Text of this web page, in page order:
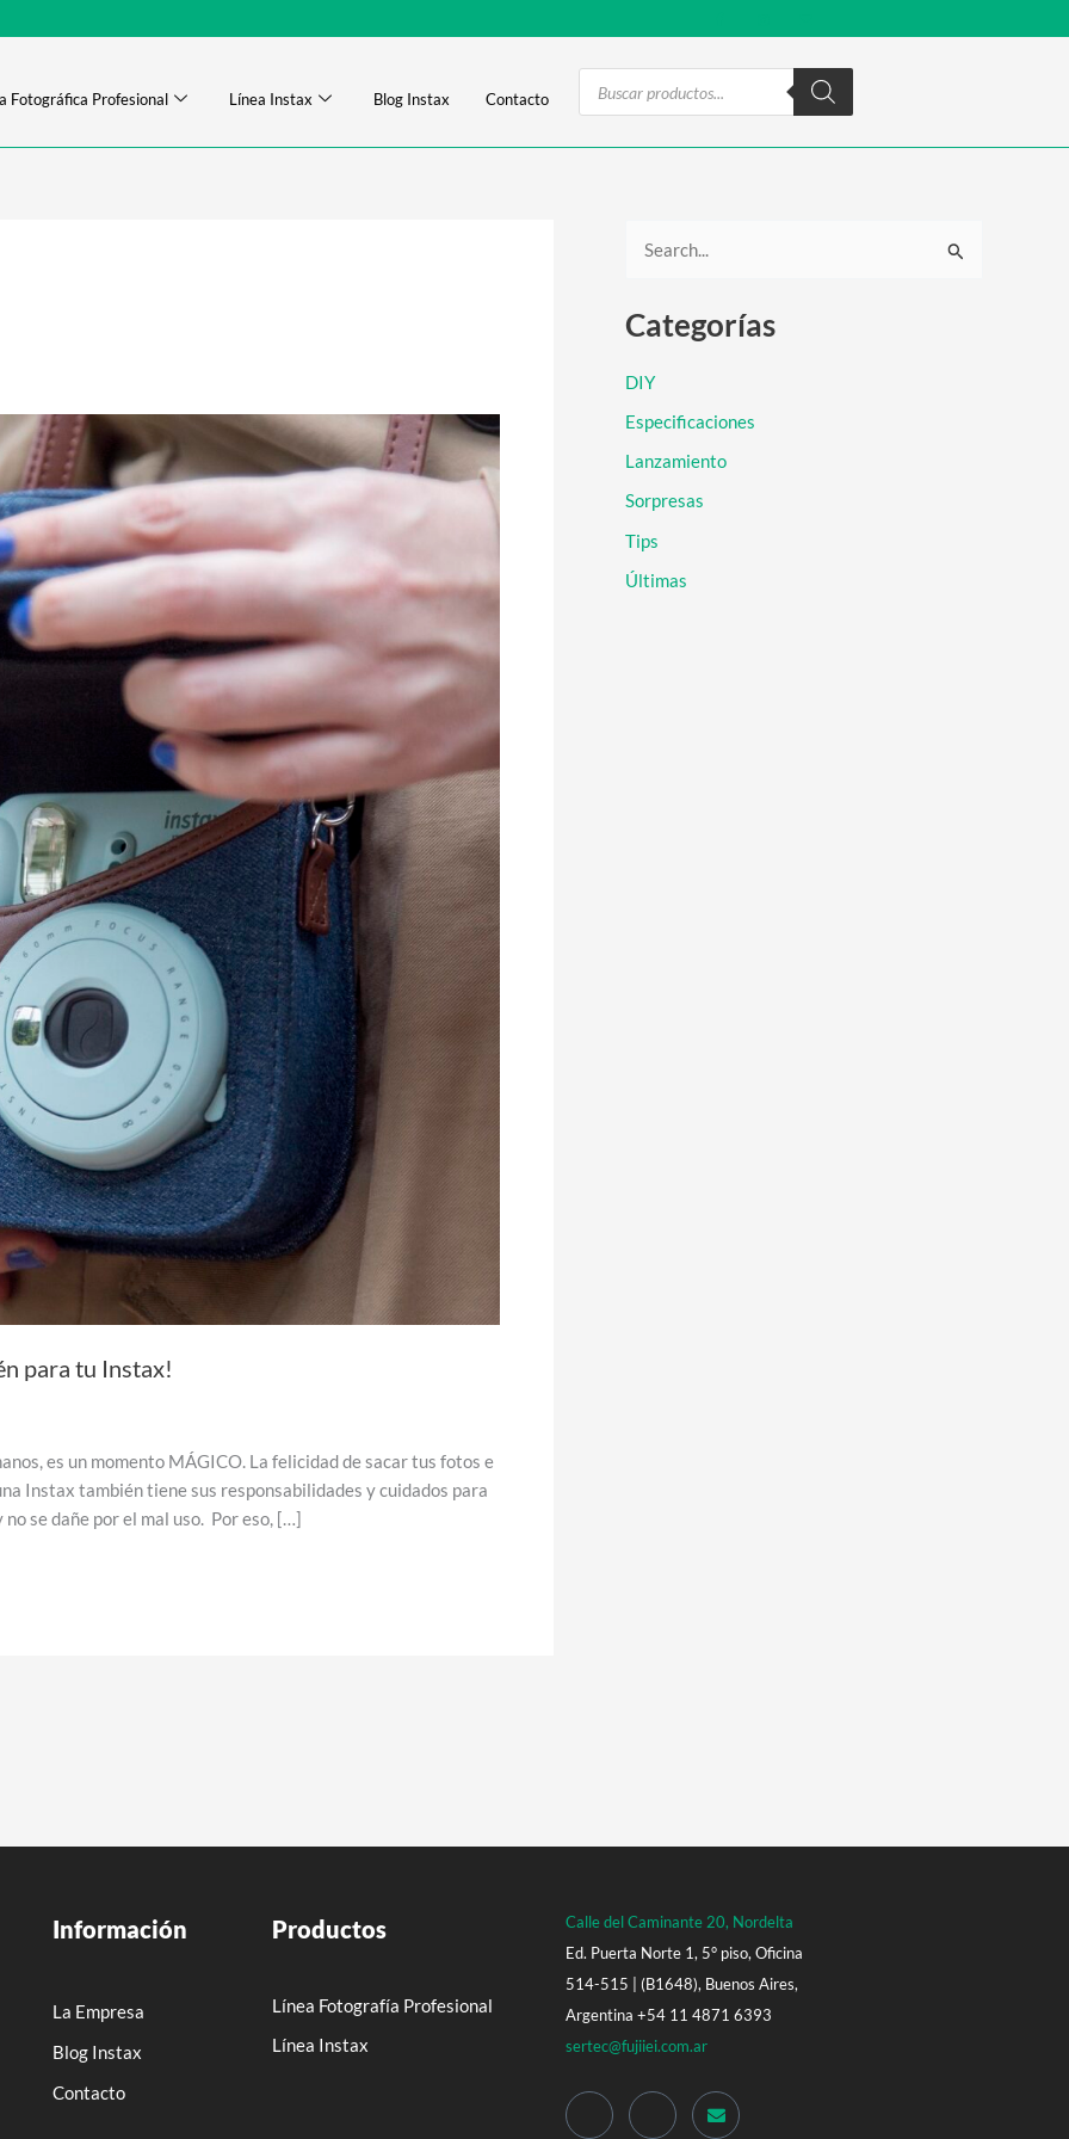
Fotográfica Profesional Línea Instax Blog Instax Contacto
Products
search
para tu Instax!
es un momento MÁGICO. La felicidad de sacar tus fotos e
Instax también tiene sus responsabilidades y cuidados para
se dañe por el mal uso. Por eso, […]
s
r
p
o
r
:
Categorías
DIY
Especificaciones
Lanzamiento
Sorpresas
Tips
Últimas
Información
La Empresa
Blog Instax
Contacto
Productos
Línea Fotografía Profesional
Línea Instax
Calle del Caminante 20, Nordelta
Ed. Puerta Norte 1, 5° piso, Oficina
514-515 | (B1648), Buenos Aires,
Argentina +54 11 4871 6393
sertec@fujiiei.com.ar